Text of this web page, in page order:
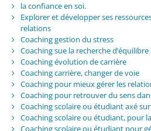
la confiance en soi.
Explorer et développer ses
relations
Coaching gestion du stress
Coaching sue la recherche d’équilibre
Coaching évolution de carrière
Coaching carrière, changer de voie
Coaching pour mieux gérer les
Coaching pour retrouver du sens
Coaching scolaire ou étudiant axé
Coaching scolaire ou étudiant, pour
Coaching scolaire ou étudiant pour